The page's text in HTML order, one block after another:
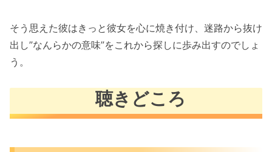
そう思えた彼はきっと彼女を心に焼き付け、迷路から抜け
出し”なんらかの意味”をこれから探しに歩み出すのでしょ
う。
聴きどころ